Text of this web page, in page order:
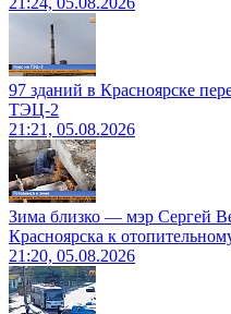
97 зданий в Красноярске
ТЭЦ-2
21:21, 05.08.2026
Зима близко — мэр Сергей
Красноярска к
21:20, 05.08.2026